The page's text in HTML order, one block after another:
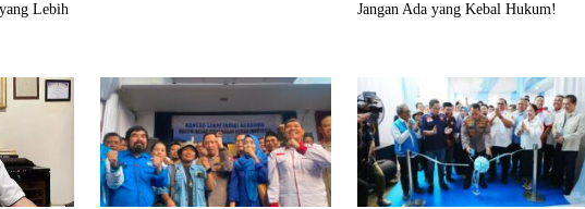
Lebih
Jangan Ada yang Kebal Hukum!